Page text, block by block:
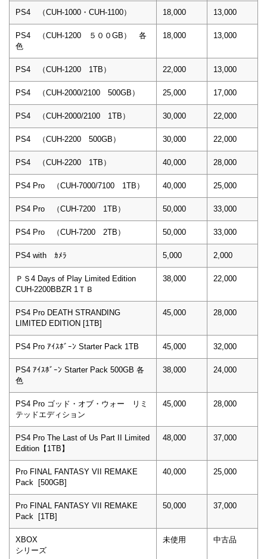
PS4 （CUH-1000・CUH-1100） 18,000 13,000
PS4 （CUH-1200 ５００GB） 各
色
18,000 13,000
PS4 （CUH-1200 1TB） 22,000 13,000
PS4 （CUH-2000/2100 500GB） 25,000 17,000
PS4 （CUH-2000/2100 1TB） 30,000 22,000
PS4 （CUH-2200 500GB） 30,000 22,000
PS4 （CUH-2200 1TB） 40,000 28,000
PS4 Pro （CUH-7000/7100 1TB） 40,000 25,000
PS4 Pro （CUH-7200 1TB） 50,000 33,000
PS4 Pro （CUH-7200 2TB） 50,000 33,000
PS4 with ｶﾒﾗ 5,000 2,000
ＰＳ4 Days of Play Limited Edition
CUH-2200BBZR 1ＴＢ
38,000 22,000
PS4 Pro DEATH STRANDING
LIMITED EDITION [1TB]
45,000 28,000
PS4 Pro ｱｲｽﾎﾞｰﾝ Starter Pack 1TB 45,000 32,000
PS4 ｱｲｽﾎﾞｰﾝ Starter Pack 500GB 各
色
38,000 24,000
PS4 Pro ゴッド・オブ・ウォー リミ
テッドエディション
45,000 28,000
PS4 Pro The Last of Us Part II Limited
Edition【1TB】
48,000 37,000
Pro FINAL FANTASY VII REMAKE
Pack [500GB]
40,000 25,000
Pro FINAL FANTASY VII REMAKE
Pack [1TB]
50,000 37,000
XBOX
シリーズ
未使用 中古品